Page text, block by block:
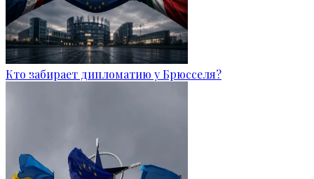
Кто забирает дипломатию у Брюсселя?